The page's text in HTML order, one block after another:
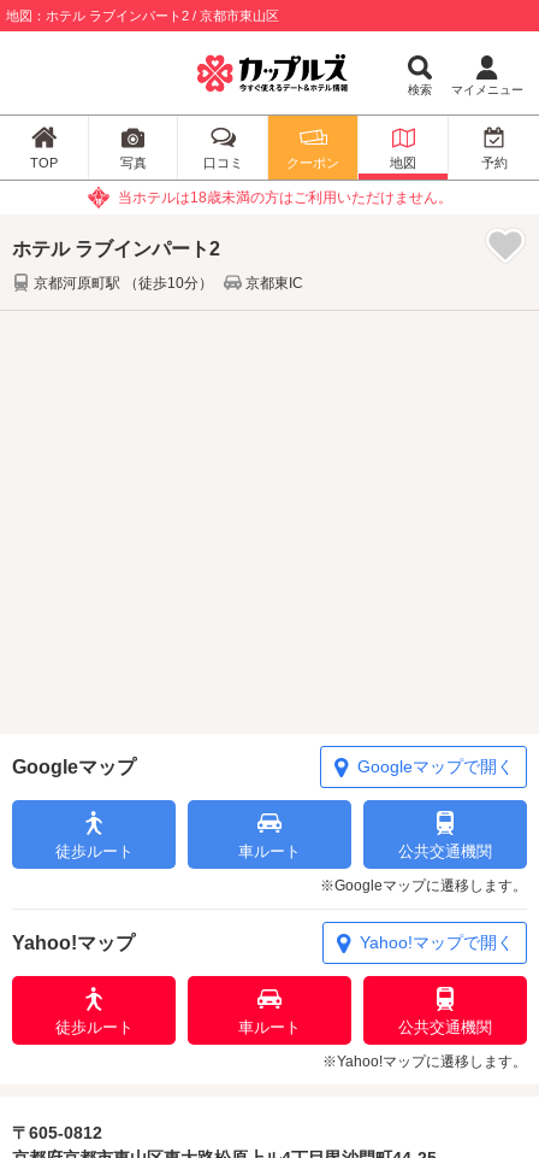
地図：ホテル ラブインパート2 / 京都市東山区
検索 マイメニュー
TOP 写真 口コミ クーポン 地図 予約
当ホテルは18歳未満の方はご利用いただけません。
ホテル ラブインパート2
京都河原町駅 （徒歩10分） 京都東IC
Googleマップ Googleマップで開く
徒歩ルート 車ルート 公共交通機関
※Googleマップに遷移します。
Yahoo!マップ Yahoo!マップで開く
徒歩ルート 車ルート 公共交通機関
※Yahoo!マップに遷移します。
〒605-0812